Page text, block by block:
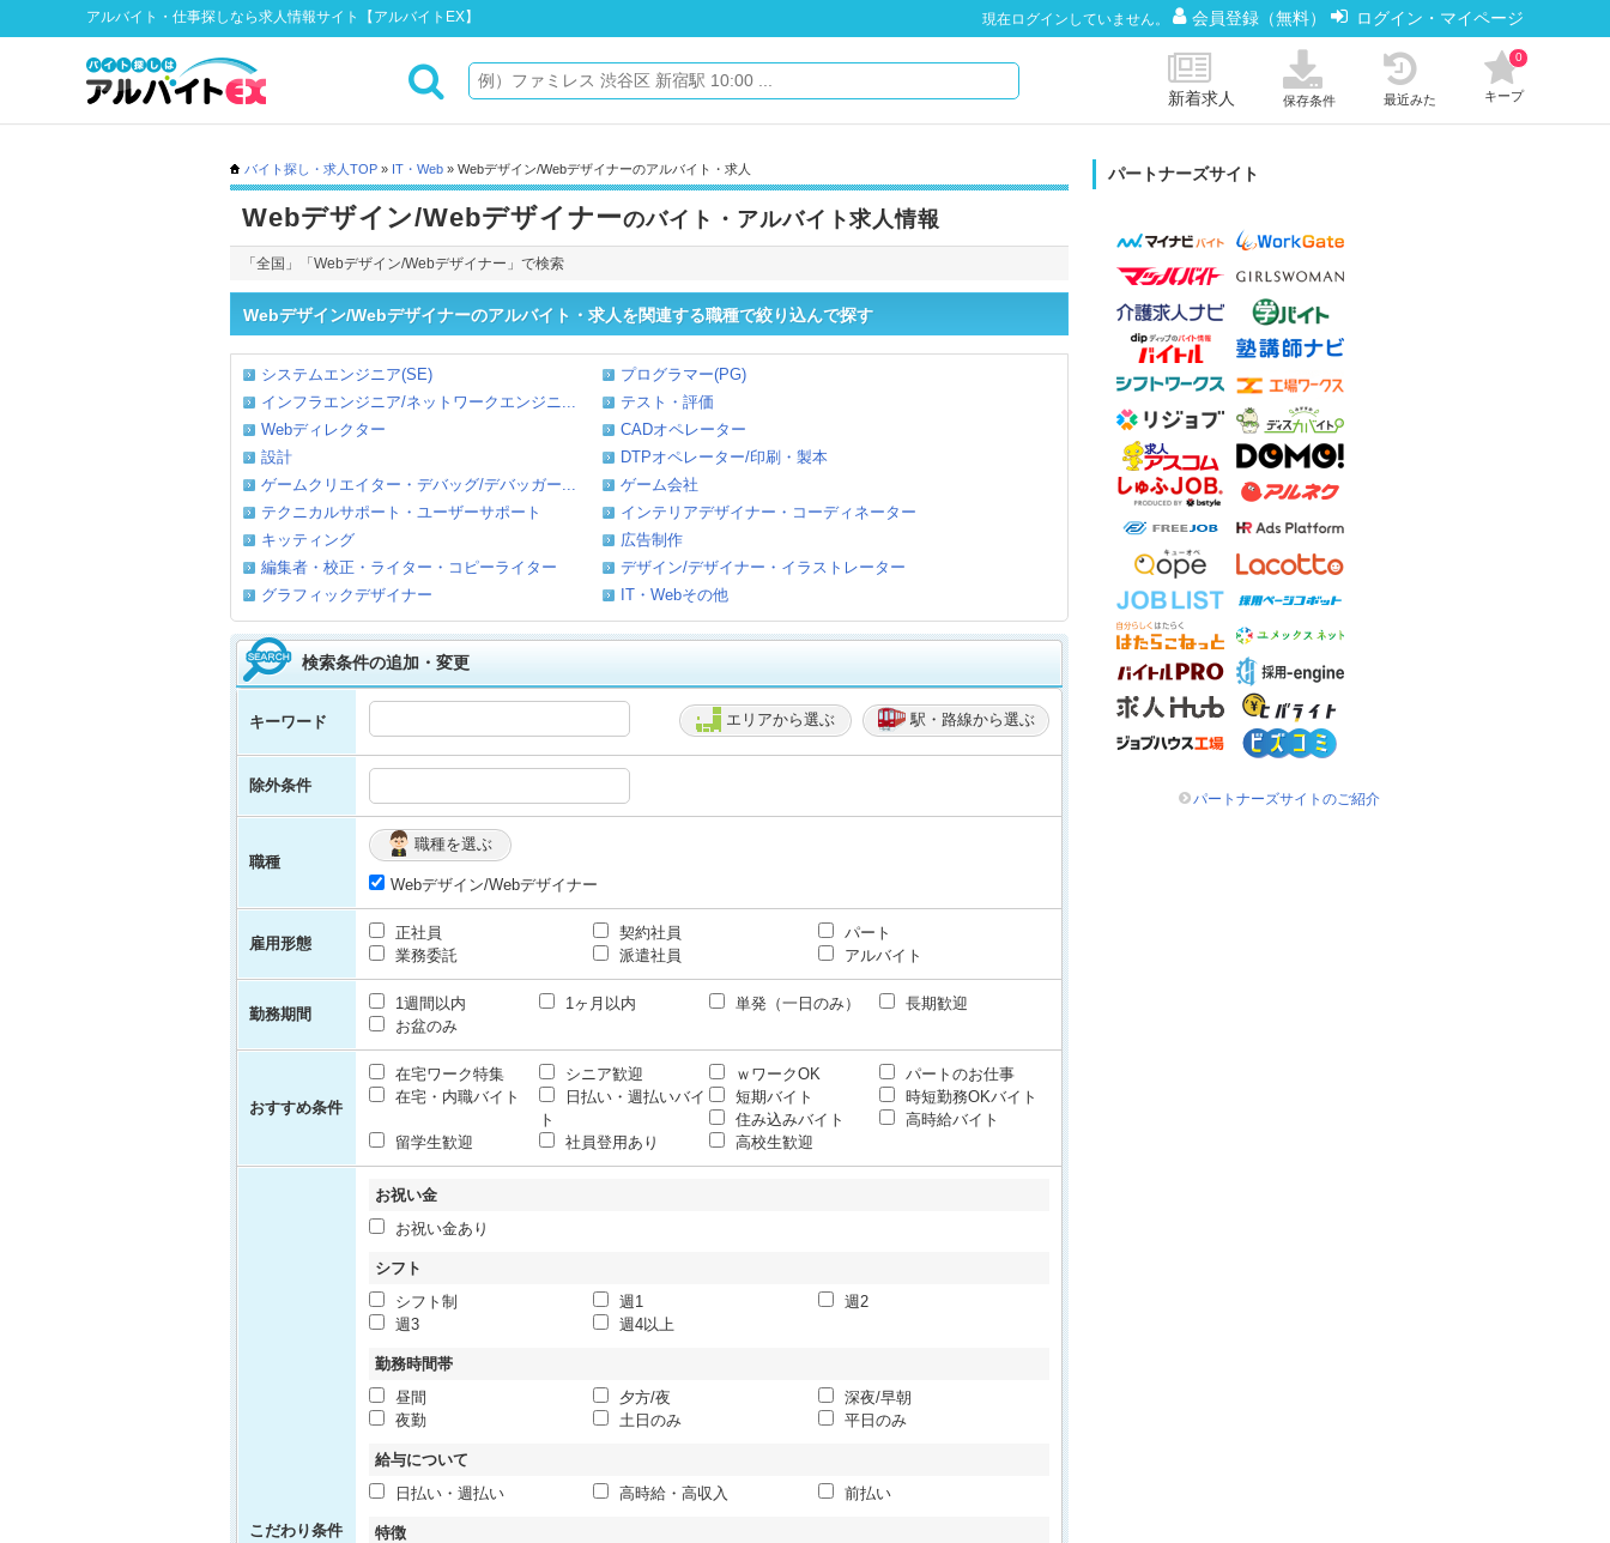
アルバイト・仕事探しなら求人情報サイト【アルバイトEX】 現在ログインしていません。 会員登録（無料） ログイン・マイページ
新着求人 保存条件 最近みた キープ
0
バイト探し・求人TOP » IT・Web » Webデザイン/Webデザイナーのアルバイト・求人
Webデザイン/Webデザイナーのバイト・アルバイト求人情報
「全国」「Webデザイン/Webデザイナー」で検索
Webデザイン/Webデザイナーのアルバイト・求人を関連する職種で絞り込んで探す
システムエンジニア(SE)
プログラマー(PG)
インフラエンジニア/ネットワークエンジニ...
テスト・評価
Webディレクター
CADオペレーター
設計
DTPオペレーター/印刷・製本
ゲームクリエイター・デバッグ/デバッガー...
ゲーム会社
テクニカルサポート・ユーザーサポート
インテリアデザイナー・コーディネーター
キッティング
広告制作
編集者・校正・ライター・コピーライター
デザイン/デザイナー・イラストレーター
グラフィックデザイナー
IT・Webその他
検索条件の追加・変更
キーワード エリアから選ぶ 駅・路線から選ぶ
除外条件
職種
職種を選ぶ
Webデザイン/Webデザイナー
雇用形態
正社員 契約社員
パート
業務委託
派遣社員 アルバイト
勤務期間
1週間以内 1ヶ月以内 単発（一日のみ）
長期歓迎
お盆のみ
おすすめ条件
在宅ワーク特集 シニア歓迎 ｗワークOK
パートのお仕事
在宅・内職バイト
日払い・週払いバイ
ト
短期バイト
時短勤務OKバイト
住み込みバイト
高時給バイト
留学生歓迎
社員登用あり 高校生歓迎
こだわり条件
お祝い金
お祝い金あり
シフト
シフト制
週1
週2
週3
週4以上
勤務時間帯
昼間
夕方/夜
深夜/早朝
夜勤
土日のみ 平日のみ
給与について
日払い・週払い
高時給・高収入 前払い
特徴
パートナーズサイト
パートナーズサイトのご紹介